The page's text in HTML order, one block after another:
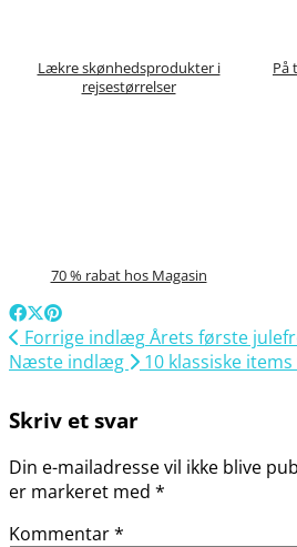
Lækre skønhedsprodukter i
rejsestørrelser
På
70 % rabat hos Magasin
Forrige indlægÅrets første
Næste indlæg
10 klassiske
Skriv et svar
Din e-mailadresse vil ikke blive
er markeret med *
Kommentar*